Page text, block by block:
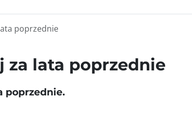
poprzednie
za lata poprzednie
poprzednie.